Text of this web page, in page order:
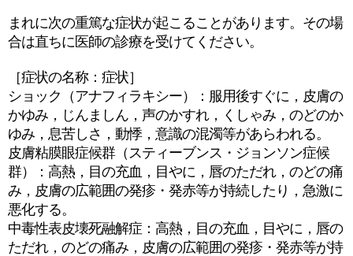
まれに次の重篤な症状が起こることがあります。その場
合は直ちに医師の診療を受けてください。
［症状の名称：症状］
ショック（アナフィラキシー）：服用後すぐに，皮膚の
かゆみ，じんましん，声のかすれ，くしゃみ，のどのか
ゆみ，息苦しさ，動悸，意識の混濁等があらわれる。
皮膚粘膜眼症候群（スティーブンス・ジョンソン症候
群）：高熱，目の充血，目やに，唇のただれ，のどの痛
み，皮膚の広範囲の発疹・発赤等が持続したり，急激に
悪化する。
中毒性表皮壊死融解症：高熱，目の充血，目やに，唇の
ただれ，のどの痛み，皮膚の広範囲の発疹・発赤等が持